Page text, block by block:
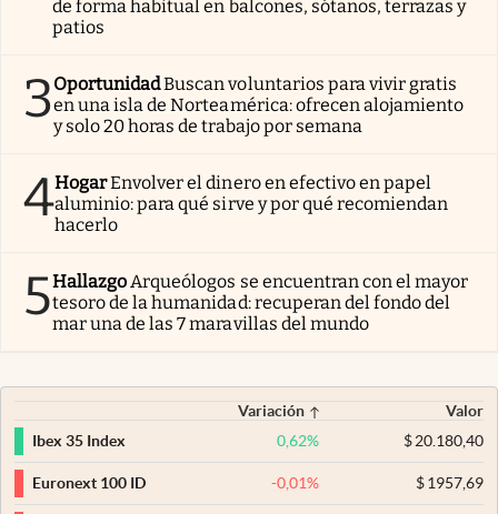
de forma habitual en balcones, sótanos, terrazas y
patios
3OportunidadBuscan voluntarios para vivir gratis
en una isla de Norteamérica: ofrecen alojamiento
y solo 20 horas de trabajo por semana
4HogarEnvolver el dinero en efectivo en papel
aluminio: para qué sirve y por qué recomiendan
hacerlo
5Hallazgo Arqueólogos se encuentran con el mayor
tesoro de la humanidad: recuperan del fondo del
mar una de las 7 maravillas del mundo
Variación
Valor
Ibex 35 Index
0,62% $20.180,40
Euronext 100 ID -0,01% $1957,69